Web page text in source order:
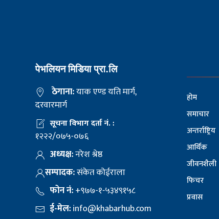
पेभलियन मिडिया प्रा.लि
ठेगाना:याक एण्ड यति मार्ग,
दरवारमार्ग
सूचना विभाग दर्ता नं. :
१२२२/०७५-०७६
अध्यक्ष:नरेश श्रेष्ठ
सम्पादक:संकेत कोईराला
फोन नं:+९७७-१-५३४९१५८
ई-मेल:info@khabarhub.com
होम
समाचार
अन्तर्राष्ट्रिय
आर्थिक
जीवनशैली
फिचर
प्रवास